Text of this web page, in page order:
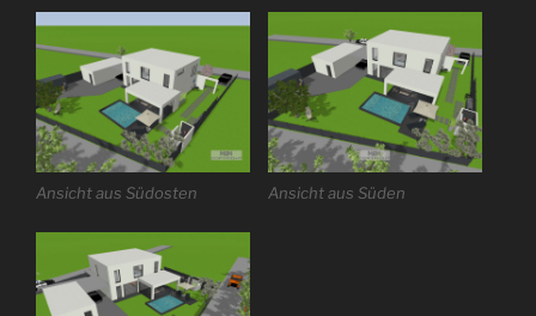
Ansicht aus Südosten Ansicht aus Süden